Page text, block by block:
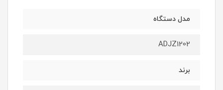
مدل دستگاه
ADJZ1202
برند